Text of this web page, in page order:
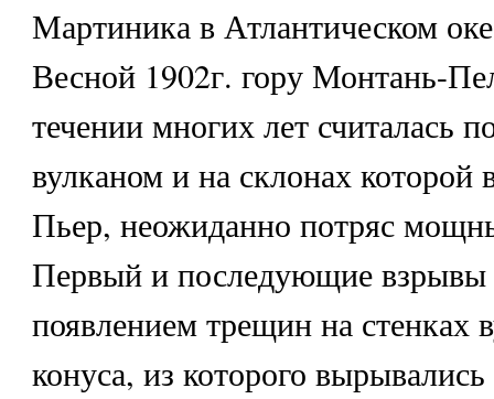
Мартиника в Атлантическом
Весной 1902г. гору Монтань-
течении многих лет считалась
вулканом и на склонах которой
Пьер, неожиданно потряс
Первый и последующие взрывы
появлением трещин на стенках
конуса, из которого